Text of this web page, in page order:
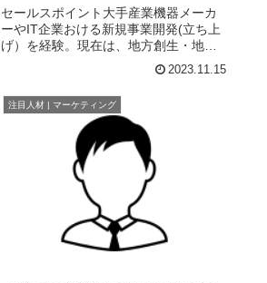
ート
セールスポイント大手産業機器メーカ
ーやIT企業おける新規事業開発(立ち上
げ）を経験。現在は、地方創生・地域
活性化というテーマを中心としたコン
サルティング案件を多数経験してお
り、地域の経済・産業活性に貢献いた
します。職歴●大手人材派遣会社やI...
2023.11.15
注目人材 | マーケティング